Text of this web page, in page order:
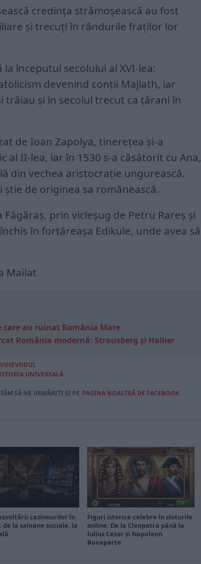
credința strămoșească au fost
și trecuți în rândurile fraților lor
începutul secolului al XVI-lea:
devenind conții Majlath, iar
și în secolul trecut ca țărani în
de Ioan Zapolya, tinerețea și-a
al II-lea, iar în 1530 s-a căsătorit cu Ana,
din vechea aristocrație ungurească.
de originea sa românească.
prin vicleșug de Petru Rareș și
în fortăreașa Edikule, unde avea să
Mailat
care au ruinat România Mare
România modernă: Strousberg și Hallier
VOIEVODUL
UNIVERSALĂ
SĂ NE URMĂRIȚI ȘI PE PAGINA NOASTRĂ DE FACEBOOK
cazinourilor în
de la saloane sociale, la
Figuri istorice celebre în sloturile
online: De la Cleopatra până la
Iulius Cezar și Napoleon
Bonaparte